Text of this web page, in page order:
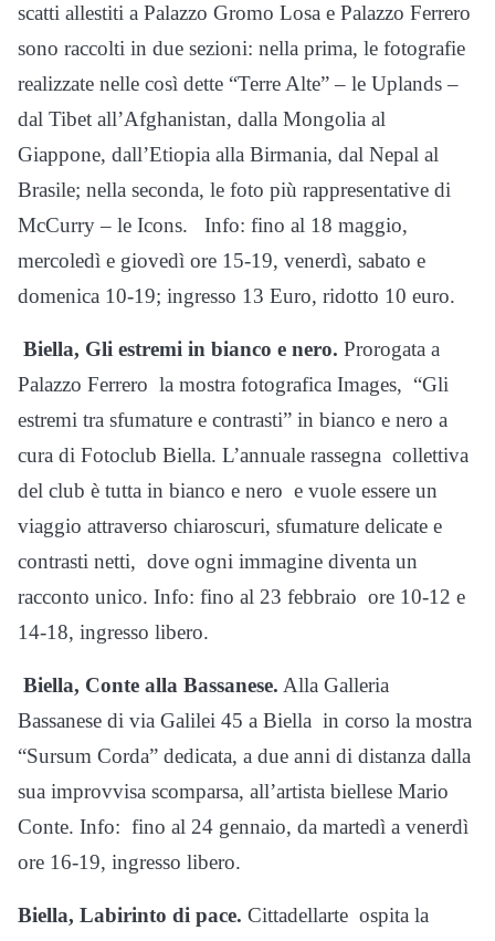
scatti allestiti a Palazzo Gromo Losa e Palazzo Ferrero
sono raccolti in due sezioni: nella prima, le fotografie
realizzate nelle così dette “Terre Alte” – le Uplands –
dal Tibet all’Afghanistan, dalla Mongolia al
Giappone, dall’Etiopia alla Birmania, dal Nepal al
Brasile; nella seconda, le foto più rappresentative di
McCurry – le Icons.
Info: fino al 18 maggio,
mercoledì e giovedì ore 15-19, venerdì, sabato e
domenica 10-19; ingresso 13 Euro, ridotto 10 euro.
Biella, Gli estremi in bianco e nero. Prorogata a
Palazzo Ferrero la mostra fotografica Images, “Gli
estremi tra sfumature e contrasti” in bianco e nero a
cura di Fotoclub Biella. L’annuale rassegna collettiva
del club è tutta in bianco e nero e vuole essere un
viaggio attraverso chiaroscuri, sfumature delicate e
contrasti netti, dove ogni immagine diventa un
racconto unico. Info: fino al 23 febbraio ore 10-12 e
14-18, ingresso libero.
Biella, Conte alla Bassanese. Alla Galleria
Bassanese di via Galilei 45 a Biella in corso la mostra
“Sursum Corda” dedicata, a due anni di distanza dalla
sua improvvisa scomparsa, all’artista biellese Mario
Conte. Info: fino al 24 gennaio, da martedì a venerdì
ore 16-19, ingresso libero.
Biella, Labirinto di pace. Cittadellarte ospita la